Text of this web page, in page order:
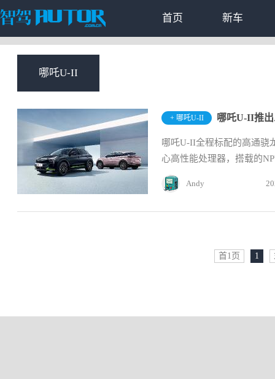
首页 新车
哪吒U-II
+ 哪吒U-II 哪吒U-II推
哪吒U-II全程标配的高通骁
心高性能处理器，搭载的
Andy
首1页 1